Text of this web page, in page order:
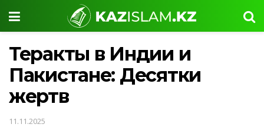
Теракты в Индии и
Пакистане: Десятки
жертв
11.11.2025